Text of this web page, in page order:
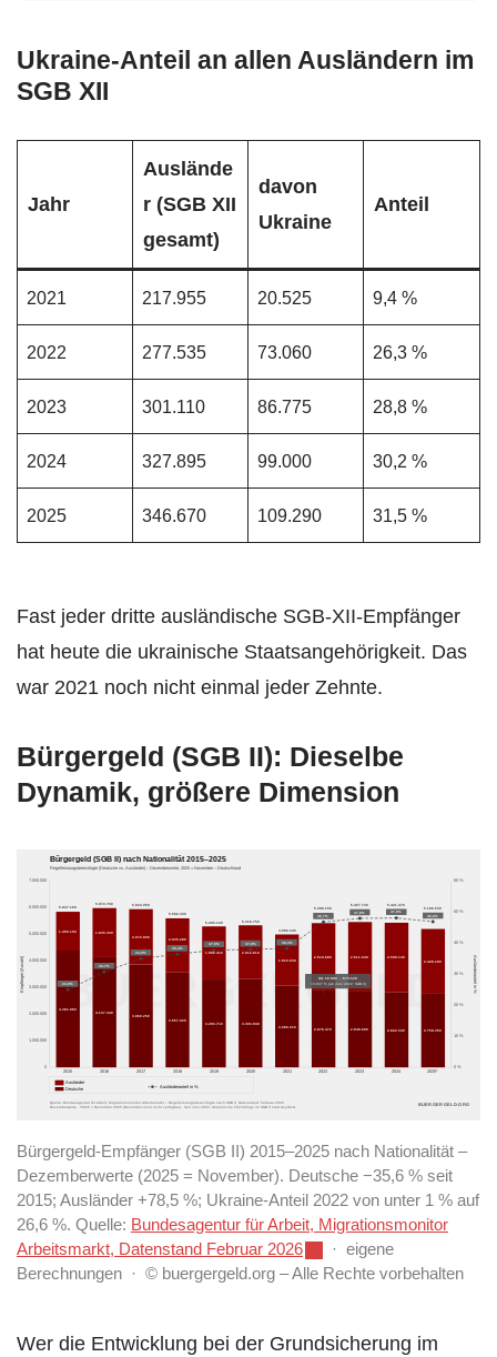
Ukraine-Anteil an allen Ausländern im
SGB XII
Jahr
Auslände
r (SGB XII
gesamt)
davon
Ukraine
Anteil
2021 217.955 20.525 9,4 %
2022 277.535 73.060 26,3 %
2023 301.110 86.775 28,8 %
2024 327.895 99.000 30,2 %
2025 346.670 109.290 31,5 %
Fast jeder dritte ausländische SGB-XII-Empfänger
hat heute die ukrainische Staatsangehörigkeit. Das
war 2021 noch nicht einmal jeder Zehnte.
Bürgergeld (SGB II): Dieselbe
Dynamik, größere Dimension
BUERGERGELD
Bürgergeld (SGB II) nach Nationalität 2015–2025
Regelleistungsberechtigte (Deutsche vs. Ausländer) – Dezemberwerte, 2025 = November – Deutschland
1.000.000
2.000.000
3.000.000
4.000.000
5.000.000
6.000.000
7.000.000
Empfänger (Anzahl)
0 %
10 %
20 %
30 %
40 %
50 %
60 %
Ausländeranteil in %
1.456.100
4.381.060
5.837.160
2015
1.835.320
4.137.440
5.972.760
2016
2.072.800
3.860.250
5.933.050
2017
2.035.280
3.557.020
5.592.300
2018
1.986.410
3.293.710
5.280.120
2019
2.012.810
3.303.940
5.316.750
2020
1.910.030
3.080.310
4.990.340
2021
2.519.680
2.878.470
5.398.150
2022
2.611.040
2.846.690
5.457.730
2023
2.599.140
2.822.330
5.421.470
2024
2.428.180
2.758.350
5.186.530
2025*
24,9%
30,7%
34,9%
36,4%
37,6% 37,9% 38,3%
46,7%
47,8% 47,9%
46,8%
Ausländer
Deutsche
Ausländeranteil in %
UA: 16.980 → 670.120
+3.847 % (ab Juni 2022: SGB II)
Quelle: Bundesagentur für Arbeit, Migrationsmonitor Arbeitsmarkt – Regelleistungsberechtigte nach SGB II, Datenstand: Februar 2026
Dezemberwerte · *2025 = November 2025 (Dezember noch nicht verfügbar) · Seit Juni 2022: Ukrainische Flüchtlinge im SGB II statt AsylbLG
BUERGERGELD.ORG
Bürgergeld-Empfänger (SGB II) 2015–2025 nach Nationalität –
Dezemberwerte (2025 = November). Deutsche −35,6 % seit
2015; Ausländer +78,5 %; Ukraine-Anteil 2022 von unter 1 % auf
26,6 %. Quelle: Bundesagentur für Arbeit, Migrationsmonitor
Arbeitsmarkt, Datenstand Februar 2026
· eigene
Berechnungen · © buergergeld.org – Alle Rechte vorbehalten
Wer die Entwicklung bei der Grundsicherung im